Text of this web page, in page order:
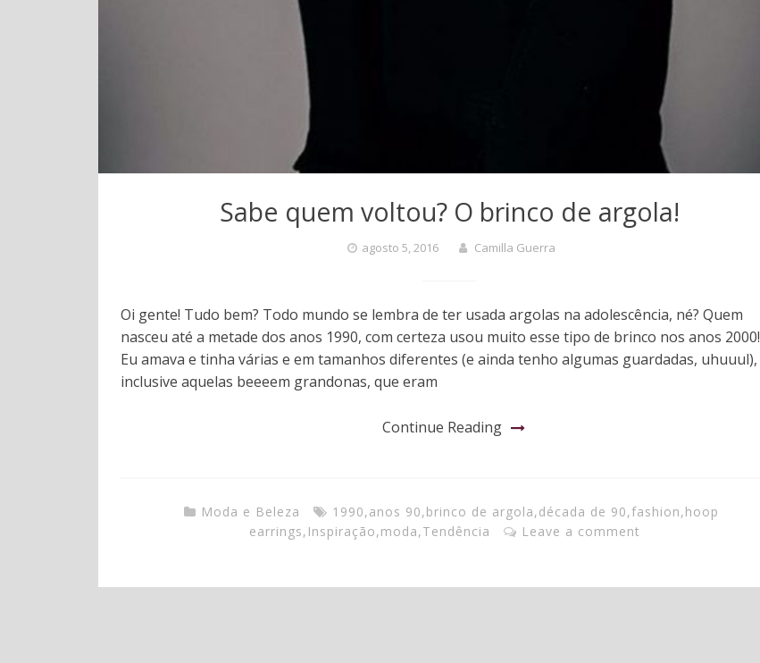
Sabe quem voltou? O brinco de argola!
agosto 5, 2016 Camilla Guerra
Oi gente! Tudo bem? Todo mundo se lembra de ter usada argolas na adolescência, né? Quem
nasceu até a metade dos anos 1990, com certeza usou muito esse tipo de brinco nos anos 2000!
Eu amava e tinha várias e em tamanhos diferentes (e ainda tenho algumas guardadas, uhuuul),
inclusive aquelas beeeem grandonas, que eram
Continue Reading
Moda e Beleza 1990,anos 90,brinco de argola,década de 90,fashion,hoop
earrings, Inspiração,moda,Tendência Leave a comment